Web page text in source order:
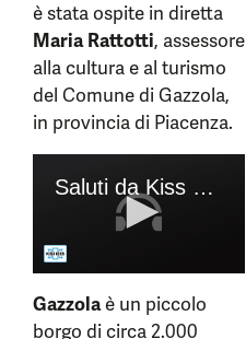
è stata ospite in diretta
Maria Rattotti, assessore
alla cultura e al turismo
del Comune di Gazzola,
in provincia di Piacenza.
Gazzolaè un piccolo
borgo di circa 2.000